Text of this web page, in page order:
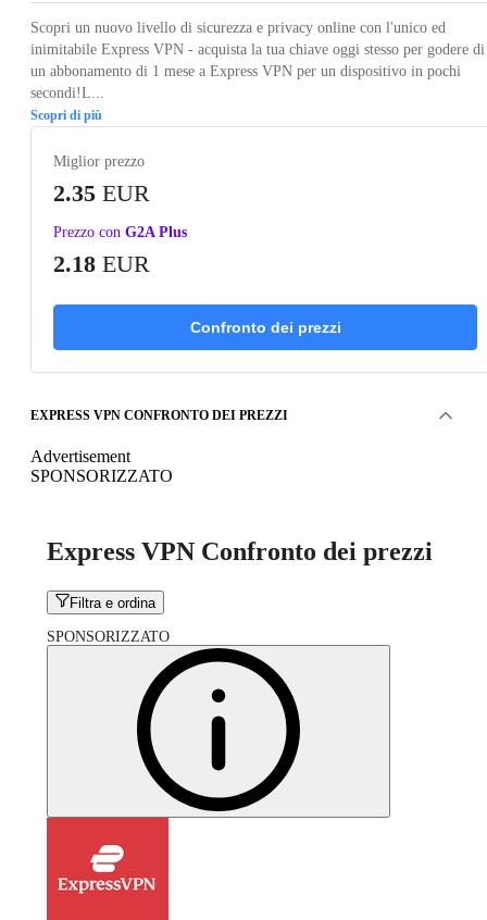
Scopri un nuovo livello di sicurezza e privacy online con l'unico ed
inimitabile Express VPN - acquista la tua chiave oggi stesso per godere di
un abbonamento di 1 mese a Express VPN per un dispositivo in pochi
secondi!L...
Scopri di più
Miglior prezzo
2.35 EUR
Prezzo con G2A Plus
2.18 EUR
Confronto dei prezzi
EXPRESS VPN CONFRONTO DEI PREZZI
Advertisement
SPONSORIZZATO
Express VPN Confronto dei prezzi
Filtra e ordina
SPONSORIZZATO